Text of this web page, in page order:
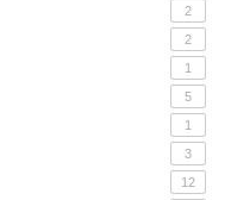
2
2
1
5
1
3
12